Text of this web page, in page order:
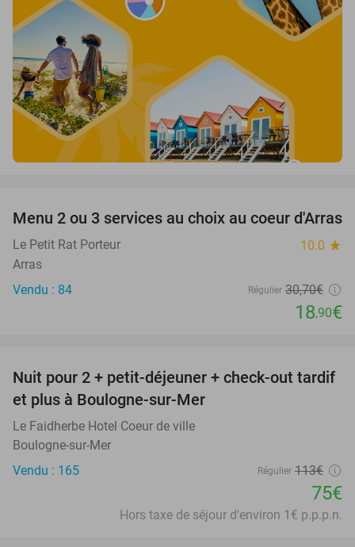
38%
Menu 2 ou 3 services au choix au coeur d'Arras
Le Petit Rat Porteur 10.0 star
Arras
Vendu : 84
Régulier 30,70€
18,90€
34%
Nuit pour 2 + petit-déjeuner + check-out tardif
et plus à Boulogne-sur-Mer
Le Faidherbe Hotel Coeur de ville
Boulogne-sur-Mer
Vendu : 165
Régulier 113€
75€
Hors taxe de séjour d'environ 1€ p.p.p.n.